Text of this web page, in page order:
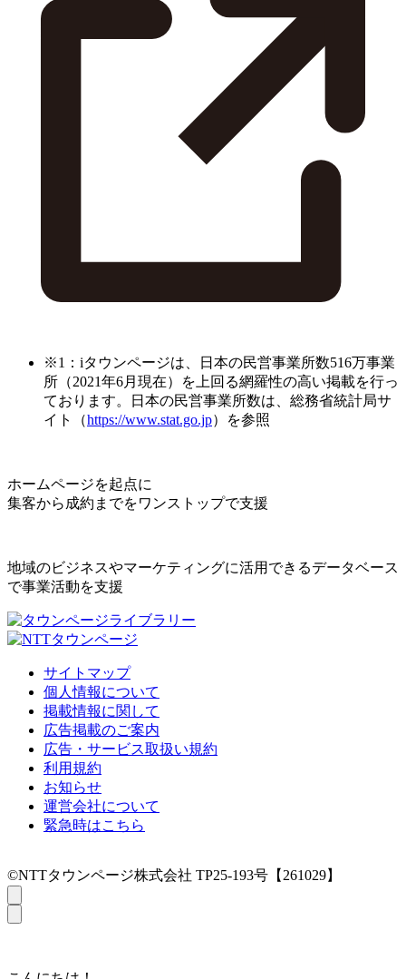
※1：iタウンページは、日本の民営事業所数516万事業
所（2021年6月現在）を上回る網羅性の高い掲載を行っ
ております。日本の民営事業所数は、総務省統計局サ
イト（https://www.stat.go.jp）を参照
ホームページを起点に
集客から成約までをワンストップで支援
地域のビジネスやマーケティングに活用できるデータベース
で事業活動を支援
サイトマップ
個人情報について
掲載情報に関して
広告掲載のご案内
広告・サービス取扱い規約
利用規約
お知らせ
運営会社について
緊急時はこちら
©NTTタウンページ株式会社 TP25-193号【261029】